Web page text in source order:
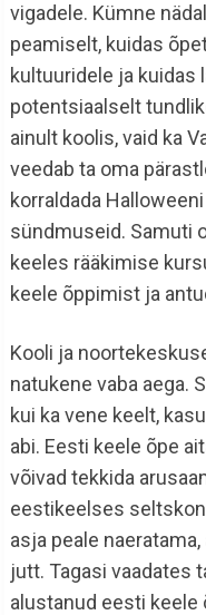
vigadele. Kümne
peamiselt, kuidas
kultuuridele ja kuidas
potentsiaalselt
ainult koolis, vaid ka
veedab ta oma
korraldada
sündmuseid. Samuti
keeles rääkimise
keele õppimist ja
Kooli ja
natukene vaba aega.
kui ka vene keelt,
abi. Eesti keele õpe
võivad tekkida
eestikeelses
asja peale
jutt. Tagasi vaadates
alustanud eesti keele